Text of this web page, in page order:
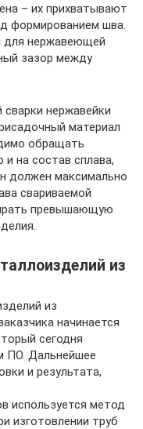
– их прихватывают
формированием шва.
для нержавеющей
зазор между
нержавейки
материал
обращать
на состав сплава,
должен максимально
свариваемой
превышающую
из
из
начинается
сегодня
ПО. Дальнейшее
и результата,
используется метод
изготовлении труб